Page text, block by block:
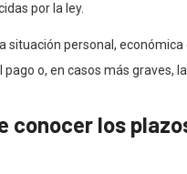
por la ley.
situación personal,
o, en casos más graves,
conocer los